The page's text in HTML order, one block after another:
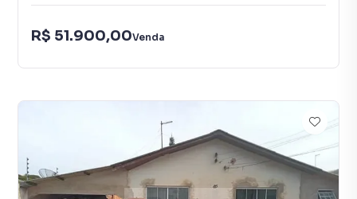
R$ 51.900,00Venda